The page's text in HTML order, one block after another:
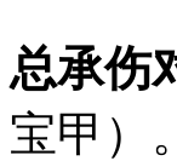
总承伤
宝甲）。